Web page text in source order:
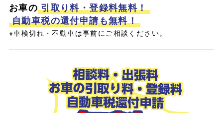
お車の 引取り料・登録料無料！
自動車税の還付申請も無料！
※車検切れ・不動車は事前にご相談ください。